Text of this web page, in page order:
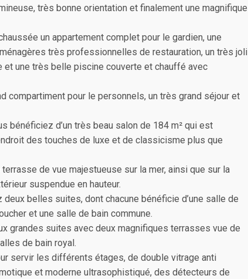
très bonne orientation et finalement une magnifique
un appartement complet pour le gardien, une
très professionnelles de restauration, un très joli
et une très belle piscine couverte et chauffé avec
compartiment pour le personnels, un très grand séjour et
bénéficiez d’un très beau salon de 184 m² qui est
des touches de luxe et de classicisme plus que
de vue majestueuse sur la mer, ainsi que sur la
suspendue en hauteur.
belles suites, dont chacune bénéficie d’une salle de
et une salle de bain commune.
grandes suites avec deux magnifiques terrasses vue de
de bain royal.
servir les différents étages, de double vitrage anti
et moderne ultrasophistiqué, des détecteurs de